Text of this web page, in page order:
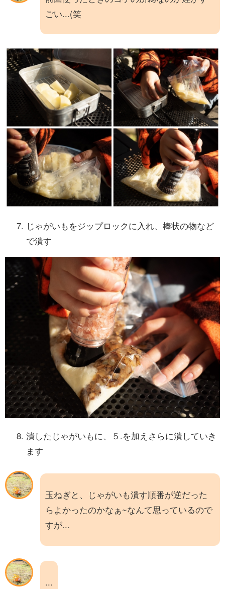
ごい...(笑
じゃがいもをジップロックに入れ、棒状の物など
で潰す
潰したじゃがいもに、５.を加えさらに潰していき
ます
玉ねぎと、じゃがいも潰す順番が逆だった
らよかったのかなぁ~なんて思っているので
すが...
...